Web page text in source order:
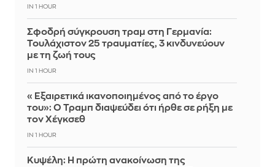
IN 1 HOUR
Σφοδρή σύγκρουση τραμ στη Γερμανία:
Τουλάχιστον 25 τραυματίες, 3 κινδυνεύουν
με τη ζωή τους
IN 1 HOUR
«Εξαιρετικά ικανοποιημένος από το έργο
του»: Ο Τραμπ διαψεύδει ότι ήρθε σε ρήξη με
τον Χέγκσεθ
IN 1 HOUR
Κυψέλη: Η πρώτη ανακοίνωση της